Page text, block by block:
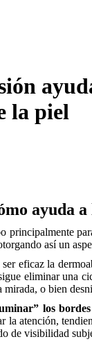
la piel
ayuda a
principalmente
así un
eficaz la
eliminar una
mirada, o bien
los bordes
la atención,
de visibilidad